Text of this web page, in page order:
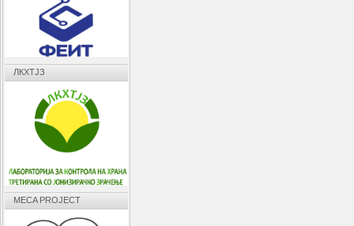
ЛКХТЈЗ
MECA PROJECT